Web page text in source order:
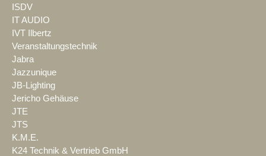
ISDV
IT AUDIO
IVT Ilbertz
Veranstaltungstechnik
Jabra
Jazzunique
JB-Lighting
Jericho Gehäuse
JTE
JTS
K.M.E.
K24 Technik & Vertrieb GmbH